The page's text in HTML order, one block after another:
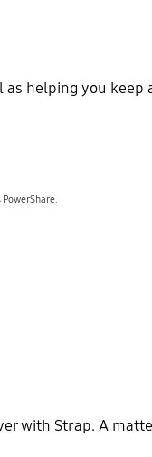
helping you keep
with Strap. A